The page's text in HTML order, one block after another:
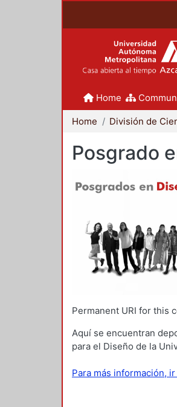
Home
Home
Posgrado
Permanent URI for this
Aquí se encuentran
para el Diseño de la
Para más información,